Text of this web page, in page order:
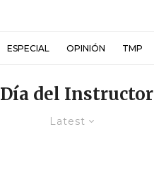
ESPECIAL OPINIÓN TMP
Día del Instructor
Latest